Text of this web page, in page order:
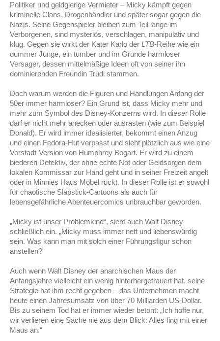
Politiker und geldgierige Vermieter – Micky kämpft gegen
kriminelle Clans, Drogenhändler und später sogar gegen die
Nazis. Seine Gegenspieler bleiben zum Teil lange im
Verborgenen, sind mysteriös, verschlagen, manipulativ und
klug. Gegen sie wirkt der Kater Karlo der LTB-Reihe wie ein
dummer Junge, ein tumber und im Grunde harmloser
Versager, dessen mittelmäßige Ideen oft von seiner ihn
dominierenden Freundin Trudi stammen.
Doch warum werden die Figuren und Handlungen Anfang der
50er immer harmloser? Ein Grund ist, dass Micky mehr und
mehr zum Symbol des Disney-Konzerns wird. In dieser Rolle
darf er nicht mehr anecken oder ausrasten (wie zum Beispiel
Donald). Er wird immer idealisierter, bekommt einen Anzug
und einen Fedora-Hut verpasst und sieht plötzlich aus wie eine
Vorstadt-Version von Humphrey Bogart. Er wird zu einem
biederen Detektiv, der ohne echte Not oder Geldsorgen dem
lokalen Kommissar zur Hand geht und in seiner Freizeit angelt
oder in Minnies Haus Möbel rückt. In dieser Rolle ist er sowohl
für chaotische Slapstick-Cartoons als auch für
lebensgefährliche Abenteuercomics unbrauchbar geworden.
„Micky ist unser Problemkind“, sieht auch Walt Disney
schließlich ein. „Micky muss immer nett und liebenswürdig
sein. Was kann man mit solch einer Führungsfigur schon
anstellen?“
Auch wenn Walt Disney der anarchischen Maus der
Anfangsjahre vielleicht ein wenig hinterhergetrauert hat, seine
Strategie hat ihm recht gegeben – das Unternehmen macht
heute einen Jahresumsatz von über 70 Milliarden US-Dollar.
Bis zu seinem Tod hat er immer wieder betont: „Ich hoffe nur,
wir verlieren eine Sache nie aus dem Blick: Alles fing mit einer
Maus an.“